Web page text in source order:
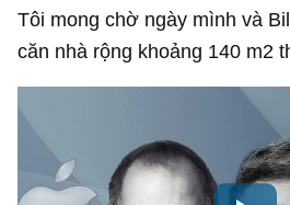
Tôi mong chờ ngày mình và
căn nhà rộng khoảng 140 m2